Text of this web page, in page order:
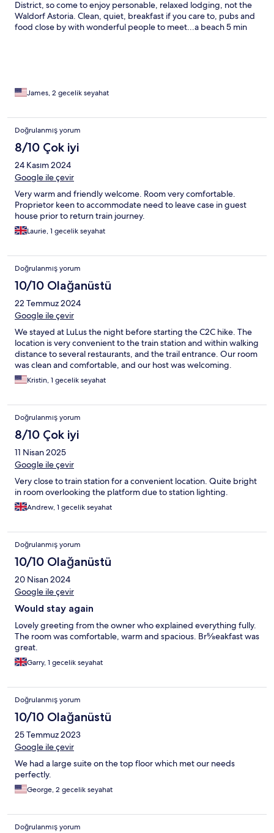
District, so come to enjoy personable, relaxed lodging, not the
Waldorf Astoria. Clean, quiet, breakfast if you care to, pubs and
food close by with wonderful people to meet...a beach 5 min
James, 2 gecelik seyahat
Doğrulanmış yorum
8/10 Çok iyi
24 Kasım 2024
Google ile çevir
Very warm and friendly welcome. Room very comfortable.
Proprietor keen to accommodate need to leave case in guest
house prior to return train journey.
Laurie, 1 gecelik seyahat
Doğrulanmış yorum
10/10 Olağanüstü
22 Temmuz 2024
Google ile çevir
We stayed at LuLus the night before starting the C2C hike. The
location is very convenient to the train station and within walking
distance to several restaurants, and the trail entrance. Our room
was clean and comfortable, and our host was welcoming.
Kristin, 1 gecelik seyahat
Doğrulanmış yorum
8/10 Çok iyi
11 Nisan 2025
Google ile çevir
Very close to train station for a convenient location. Quite bright
in room overlooking the platform due to station lighting.
Andrew, 1 gecelik seyahat
Doğrulanmış yorum
10/10 Olağanüstü
20 Nisan 2024
Google ile çevir
Would stay again
Lovely greeting from the owner who explained everything fully.
The room was comfortable, warm and spacious. Br⅝eakfast was
great.
Garry, 1 gecelik seyahat
Doğrulanmış yorum
10/10 Olağanüstü
25 Temmuz 2023
Google ile çevir
We had a large suite on the top floor which met our needs
perfectly.
George, 2 gecelik seyahat
Doğrulanmış yorum